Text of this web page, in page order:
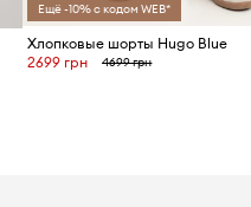
Ещё -10% с кодом WEB*
Хлопковые шорты Hugo Blue
2699 грн
4699 грн